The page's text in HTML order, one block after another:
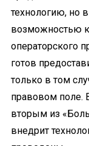
технологию, но
возможностью
операторского
готов
только в том
правовом поле.
вторым из
внедрит